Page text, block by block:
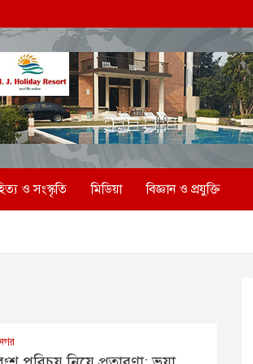
ও সংস্কৃতি মিডিয়া বিজ্ঞান ও প্রযুক্তি